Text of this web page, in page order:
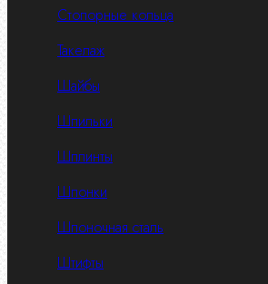
Стопорные кольца
Такелаж
Шайбы
Шпильки
Шплинты
Шпонки
Шпоночная сталь
Штифты